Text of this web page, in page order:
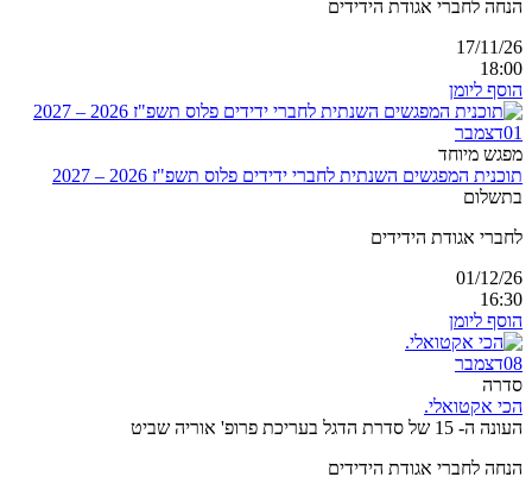
הנחה לחברי אגודת הידידים
17/11/26
18:00
הוסף ליומן
01דצמבר
מפגש מיוחד
תוכנית המפגשים השנתית לחברי ידידים פלוס תשפ"ז 2026 – 2027
בתשלום
לחברי אגודת הידידים
01/12/26
16:30
הוסף ליומן
08דצמבר
סדרה
הכי אקטואלי.
העונה ה- 15 של סדרת הדגל בעריכת פרופ' אוריה שביט
הנחה לחברי אגודת הידידים